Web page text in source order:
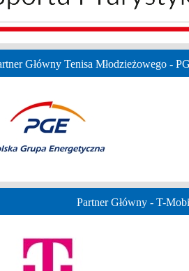
Główny Tenisa Młodzieżowego -
Partner Główny - T-